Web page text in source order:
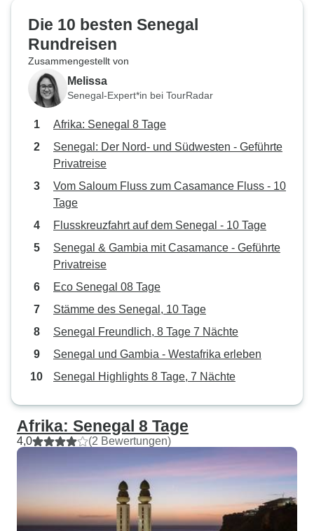
der angebotenen Standardtour
bitten und das war möglich. Ich
habe diese Flexibilität sehr zu
schätzen gewusst. Es wäre schön
gewesen, wenn die Hotels
gestaffelt gewesen wären, so dass
ein Kunde eine günstigere Option
der unteren Kategorie oder eine
Premium-Option hätte wählen
können. Ich weiß allerdings nicht,
ob das machbar ist. Ich fand auch,
dass ich viel Zeit zur freien
Verfügung hatte, was ich immer zu
einem gewissen Grad zu schätzen
weiß, obwohl wir vielleicht
manchmal das Hotel später hätten
verlassen können und so ein
entspannteres Frühstück gehabt
hätten oder mehr Aktivitäten
während des Tages geplant
hätten, wenn wir früher abreisen.
Insgesamt eine wunderbare
Kundenbetreuung. Ich würde es
weiterempfehlen.
Die 10 besten Senegal
Rundreisen
Zusammengestellt von
Melissa
Senegal-Expert*in bei TourRadar
Afrika: Senegal 8 Tage
Senegal: Der Nord- und Südwesten - Geführte
Privatreise
Vom Saloum Fluss zum Casamance Fluss - 10
Tage
Flusskreuzfahrt auf dem Senegal - 10 Tage
Senegal & Gambia mit Casamance - Geführte
Privatreise
Eco Senegal 08 Tage
Stämme des Senegal, 10 Tage
Senegal Freundlich, 8 Tage 7 Nächte
Senegal und Gambia - Westafrika erleben
Senegal Highlights 8 Tage, 7 Nächte
Afrika: Senegal 8 Tage
4,0 (2 Bewertungen)